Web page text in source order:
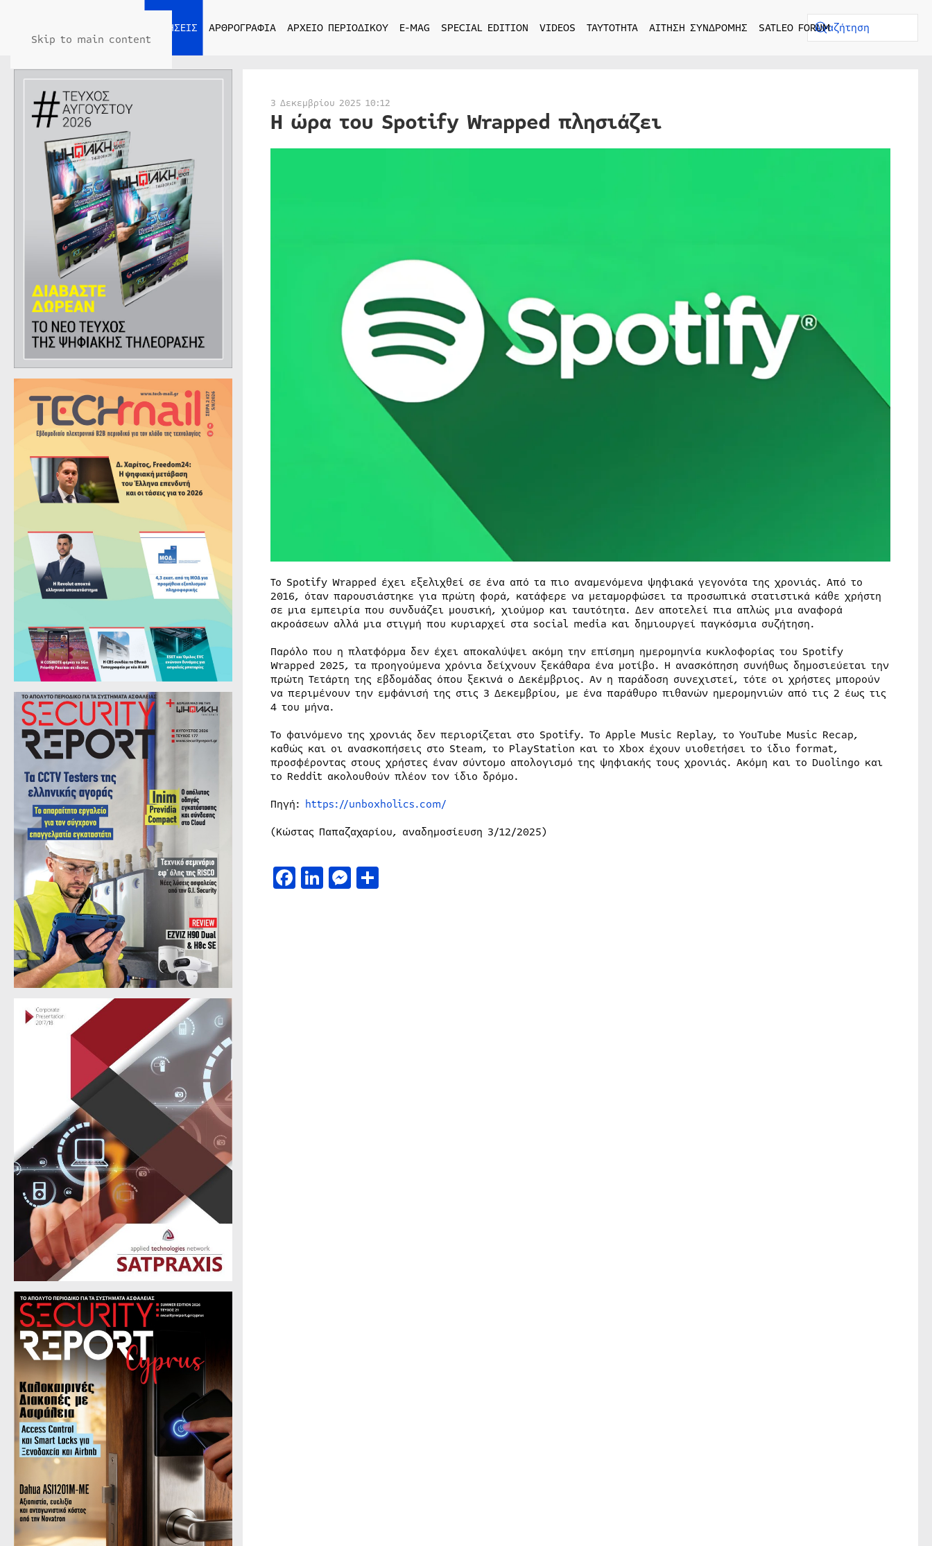
Skip to main content
ΕΙΔΗΣΕΙΣ ΑΡΘΡΟΓΡΑΦΙΑ ΑΡΧΕΙΟ ΠΕΡΙΟΔΙΚΟΥ E-MAG SPECIAL EDITION VIDEOS ΤΑΥΤΟΤΗΤΑ ΑΙΤΗΣΗ ΣΥΝΔΡΟΜΗΣ SATLEO FORUM
3 Δεκεμβρίου 2025 10:12
Η ώρα του Spotify Wrapped πλησιάζει
Το Spotify Wrapped έχει εξελιχθεί σε ένα από τα πιο αναμενόμενα ψηφιακά γεγονότα της χρονιάς. Από το
2016, όταν παρουσιάστηκε για πρώτη φορά, κατάφερε να μεταμορφώσει τα προσωπικά στατιστικά κάθε χρήστη
σε μια εμπειρία που συνδυάζει μουσική, χιούμορ και ταυτότητα. Δεν αποτελεί πια απλώς μια αναφορά
ακροάσεων αλλά μια στιγμή που κυριαρχεί στα social media και δημιουργεί παγκόσμια συζήτηση.
Παρόλο που η πλατφόρμα δεν έχει αποκαλύψει ακόμη την επίσημη ημερομηνία κυκλοφορίας του Spotify
Wrapped 2025, τα προηγούμενα χρόνια δείχνουν ξεκάθαρα ένα μοτίβο. Η ανασκόπηση συνήθως δημοσιεύεται την
πρώτη Τετάρτη της εβδομάδας όπου ξεκινά ο Δεκέμβριος. Αν η παράδοση συνεχιστεί, τότε οι χρήστες μπορούν
να περιμένουν την εμφάνισή της στις 3 Δεκεμβρίου, με ένα παράθυρο πιθανών ημερομηνιών από τις 2 έως τις
4 του μήνα.
Το φαινόμενο της χρονιάς δεν περιορίζεται στο Spotify. Το Apple Music Replay, το YouTube Music Recap,
καθώς και οι ανασκοπήσεις στο Steam, το PlayStation και το Xbox έχουν υιοθετήσει το ίδιο format,
προσφέροντας στους χρήστες έναν σύντομο απολογισμό της ψηφιακής τους χρονιάς. Ακόμη και το Duolingo και
το Reddit ακολουθούν πλέον τον ίδιο δρόμο.
Πηγή: https://unboxholics.com/
(Κώστας Παπαζαχαρίου, αναδημοσίευση 3/12/2025)
Facebook
LinkedIn
Messenger
Μοιραστείτε